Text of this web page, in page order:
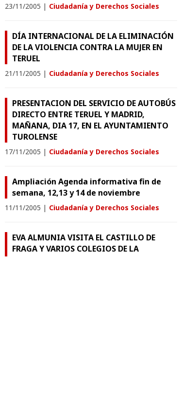
23/11/2005 | Ciudadanía y Derechos Sociales
DÍA INTERNACIONAL DE LA ELIMINACIÓN
DE LA VIOLENCIA CONTRA LA MUJER EN
TERUEL
21/11/2005 | Ciudadanía y Derechos Sociales
PRESENTACION DEL SERVICIO DE AUTOBÚS
DIRECTO ENTRE TERUEL Y MADRID,
MAÑANA, DIA 17, EN EL AYUNTAMIENTO
TUROLENSE
17/11/2005 | Ciudadanía y Derechos Sociales
Ampliación Agenda informativa fin de
semana, 12,13 y 14 de noviembre
11/11/2005 | Ciudadanía y Derechos Sociales
EVA ALMUNIA VISITA EL CASTILLO DE
FRAGA Y VARIOS COLEGIOS DE LA